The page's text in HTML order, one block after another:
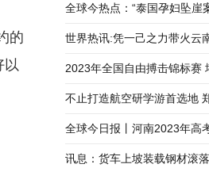
的
以
立案
全球今热点：“泰国孕妇坠崖
她》：希望都能找到真正的
世界热讯:凭一己之力带火云
整活了
2023年全国自由搏击锦标赛
5铜_天天最资讯
不止打造航空研学游首选地
联手培养人才
全球今日报丨河南2023年高
本547分，理科一本514分
讯息：货车上坡装载钢材滚